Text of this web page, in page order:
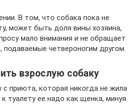
В том, что собака пока не
может быть доля вины хозяина,
мало внимания и не обращает
подаваемые четвероногим другом.
взрослую собаку
с приюта, которая никогда не жила
к туалету ее надо как щенка, минуя